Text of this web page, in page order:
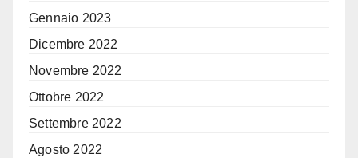
Gennaio 2023
Dicembre 2022
Novembre 2022
Ottobre 2022
Settembre 2022
Agosto 2022